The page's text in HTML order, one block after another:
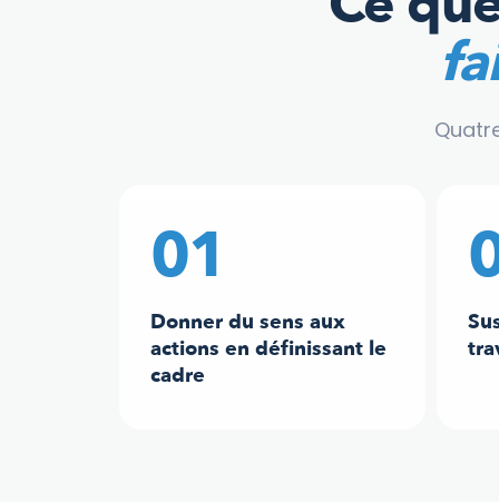
01
Donner du sens aux
actions en définissant le
cadre